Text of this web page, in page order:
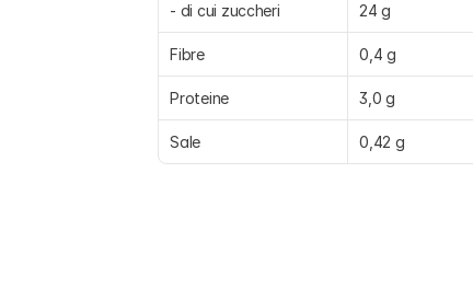
- di cui zuccheri 24 g
Fibre 0,4 g
Proteine 3,0 g
Sale 0,42 g